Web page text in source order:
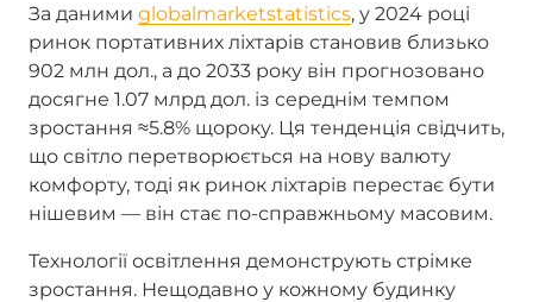
За даними globalmarketstatistics, у 2024 році
ринок портативних ліхтарів становив близько
902 млн дол., а до 2033 року він прогнозовано
досягне 1.07 млрд дол. із середнім темпом
зростання ≈5.8% щороку. Ця тенденція свідчить,
що світло перетворюється на нову валюту
комфорту, тоді як ринок ліхтарів перестає бути
нішевим — він стає по-справжньому масовим.
Технології освітлення демонструють стрімке
зростання. Нещодавно у кожному будинку